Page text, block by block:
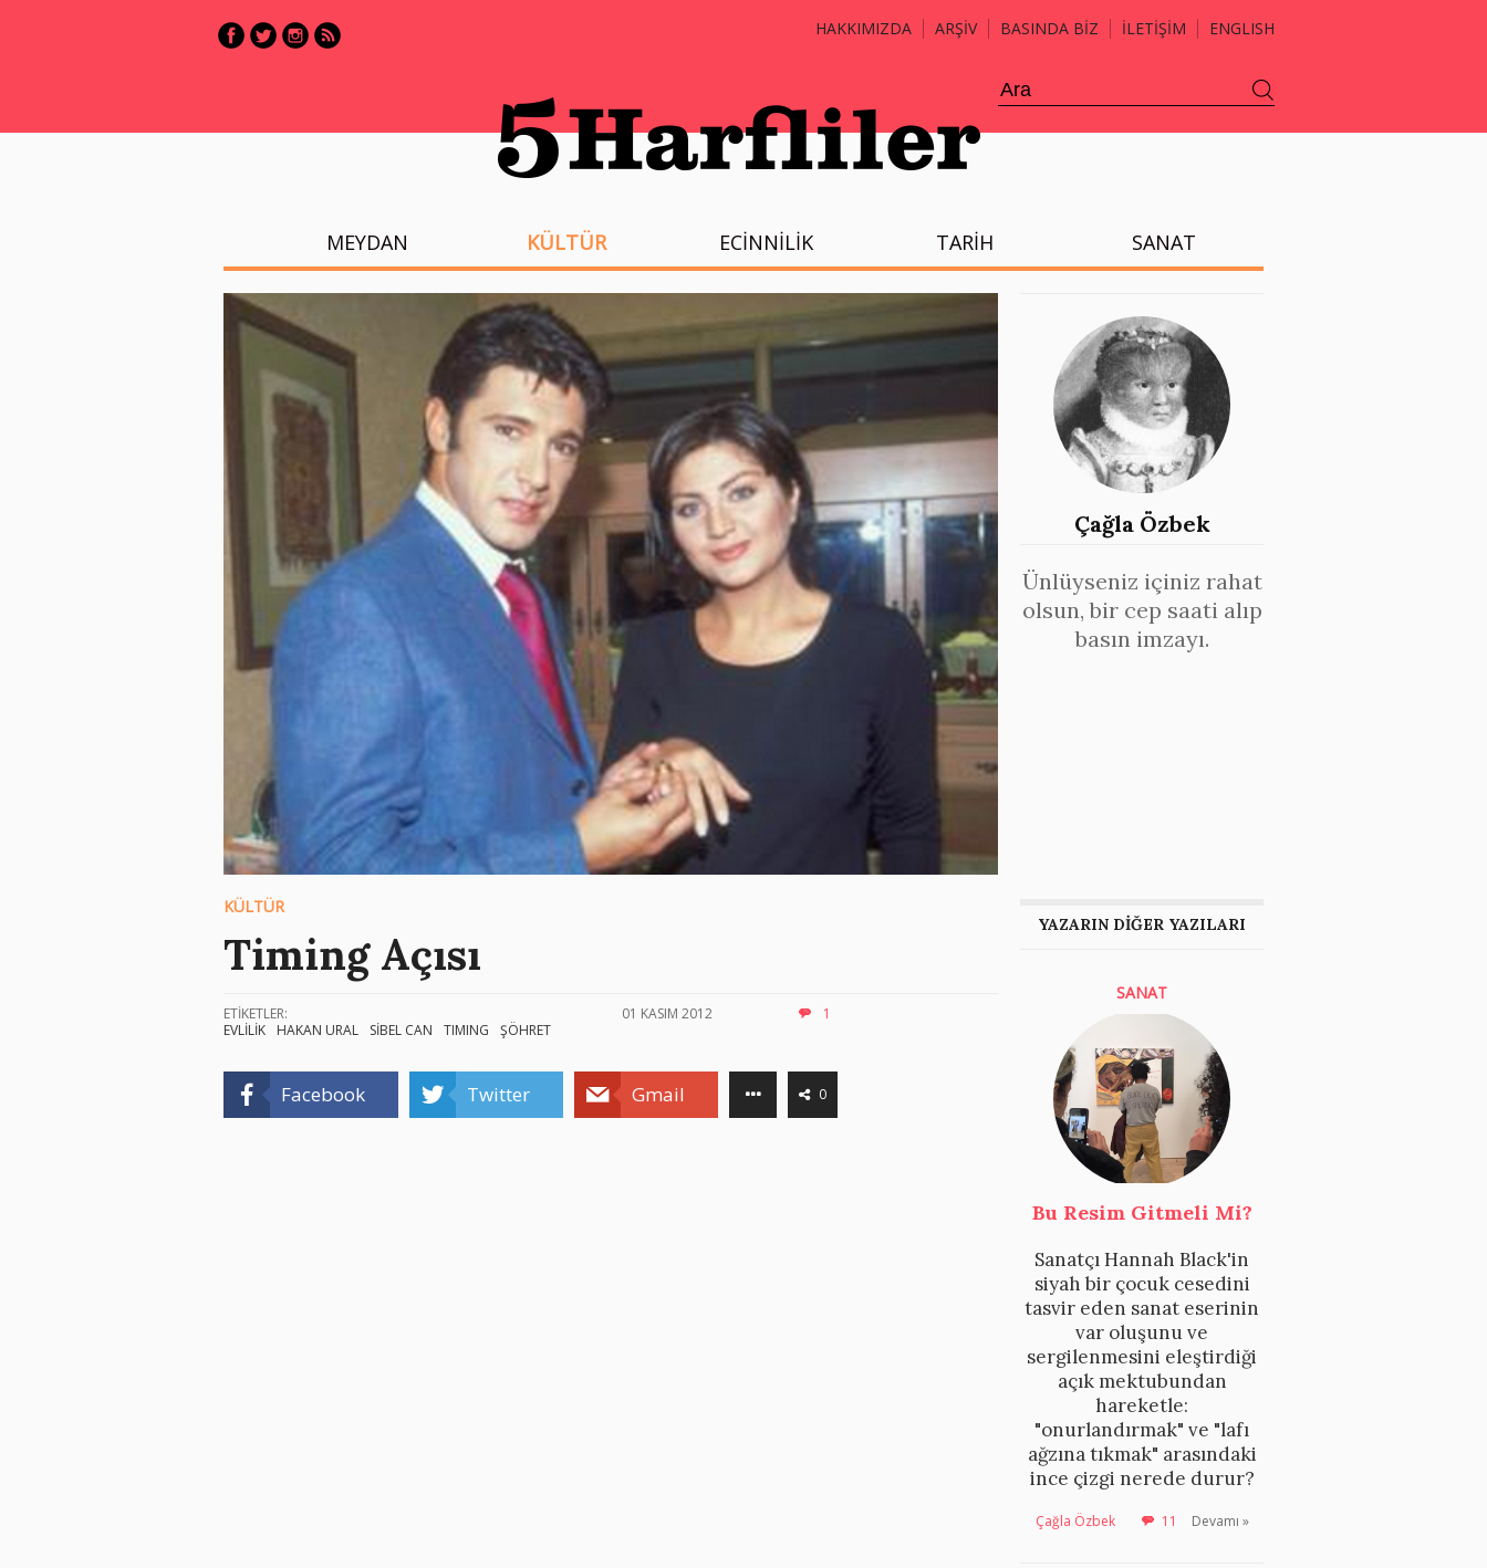
HAKKIMIZDA ARŞİV BASINDA BİZ İLETİŞİM ENGLISH
MEYDAN KÜLTÜR ECİNNİLİK TARİH SANAT
Çağla Özbek
Ünlüyseniz içiniz rahat
olsun, bir cep saati alıp
basın imzayı.
KÜLTÜR
Timing Açısı
ETİKETLER:
EVLİLİK
HAKAN URAL SİBEL CAN TIMING ŞÖHRET
01 KASIM 2012 1
Facebook Twitter Gmail 0
YAZARIN DİĞER YAZILARI
SANAT
Bu Resim Gitmeli Mi?
Sanatçı Hannah Black'in
siyah bir çocuk cesedini
tasvir eden sanat eserinin
var oluşunu ve
sergilenmesini eleştirdiği
açık mektubundan
hareketle:
"onurlandırmak" ve "lafı
ağzına tıkmak" arasındaki
ince çizgi nerede durur?
Çağla Özbek 11 Devamı »